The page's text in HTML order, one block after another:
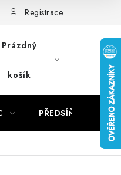
Registrace
Prázdný
košík
PŘEDSÍŇ